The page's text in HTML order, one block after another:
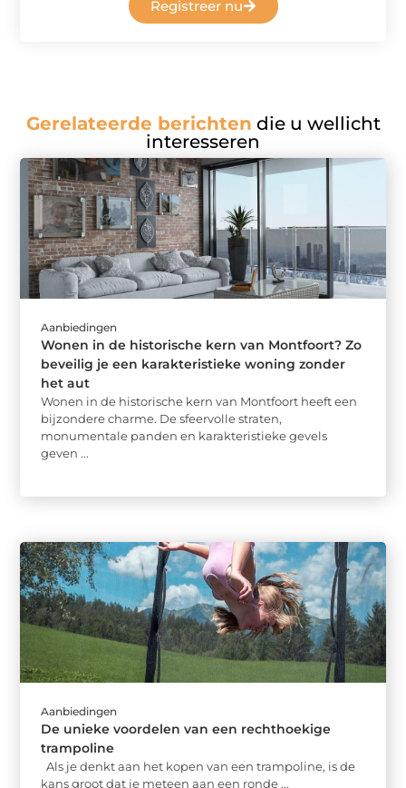
Registreer nu
Gerelateerde berichten die u wellicht
interesseren
Aanbiedingen
Wonen in de historische kern van Montfoort? Zo
beveilig je een karakteristieke woning zonder
het aut
Wonen in de historische kern van Montfoort heeft een
bijzondere charme. De sfeervolle straten,
monumentale panden en karakteristieke gevels
geven ...
Aanbiedingen
De unieke voordelen van een rechthoekige
trampoline
Als je denkt aan het kopen van een trampoline, is de
kans groot dat je meteen aan een ronde ...